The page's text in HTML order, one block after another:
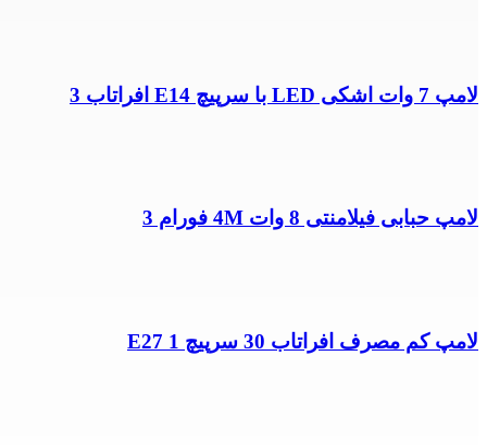
لامپ 7 وات اشکی LED با سرپیچ E14 افراتاب 3
لامپ حبابی فیلامنتی 8 وات 4M فورام 3
لامپ کم مصرف افراتاب 30 سرپیچ E27 1